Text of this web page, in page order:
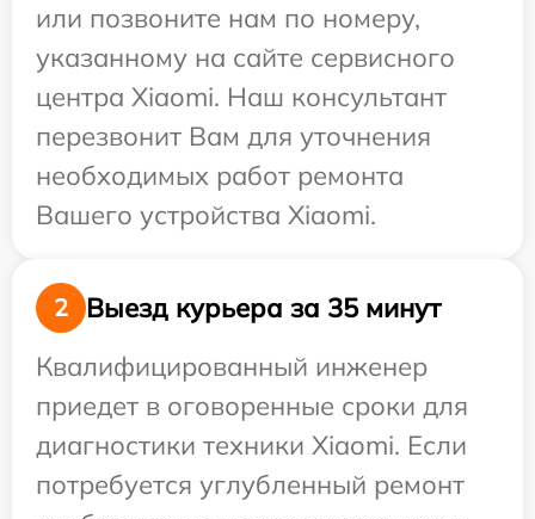
или позвоните нам по номеру,
указанному на сайте сервисного
центра Xiaomi. Наш консультант
перезвонит Вам для уточнения
необходимых работ ремонта
Вашего устройства Xiaomi.
2
Выезд курьера за 35 минут
Квалифицированный инженер
приедет в оговоренные сроки для
диагностики техники Xiaomi. Если
потребуется углубленный ремонт